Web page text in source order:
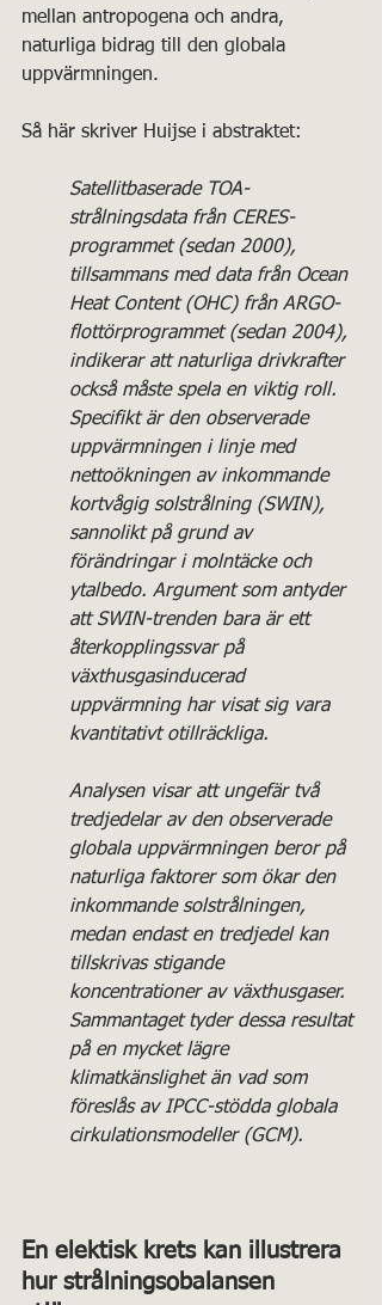
mellan antropogena och andra,
naturliga bidrag till den globala
uppvärmningen.
Så här skriver Huijse i abstraktet:
Satellitbaserade TOA-
strålningsdata från CERES-
programmet (sedan 2000),
tillsammans med data från Ocean
Heat Content (OHC) från ARGO-
flottörprogrammet (sedan 2004),
indikerar att naturliga drivkrafter
också måste spela en viktig roll.
Specifikt är den observerade
uppvärmningen i linje med
nettoökningen av inkommande
kortvågig solstrålning (SWIN),
sannolikt på grund av
förändringar i molntäcke och
ytalbedo. Argument som antyder
att SWIN-trenden bara är ett
återkopplingssvar på
växthusgasinducerad
uppvärmning har visat sig vara
kvantitativt otillräckliga.
Analysen visar att ungefär två
tredjedelar av den observerade
globala uppvärmningen beror på
naturliga faktorer som ökar den
inkommande solstrålningen,
medan endast en tredjedel kan
tillskrivas stigande
koncentrationer av växthusgaser.
Sammantaget tyder dessa resultat
på en mycket lägre
klimatkänslighet än vad som
föreslås av IPCC-stödda globala
cirkulationsmodeller (GCM).
En elektisk krets kan illustrera
hur strålningsobalansen